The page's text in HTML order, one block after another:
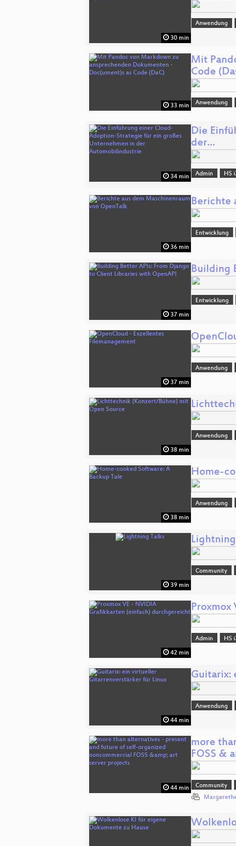
30 min
Anwendung
33 min
Mit
Code
Anwendung
34 min
Die
der…
Admin HS
36 min
Berichte
Entwicklung
37 min
Building
Entwicklung
37 min
Anwendung
38 min
Anwendung
38 min
Home-
Anwendung
39 min
Community
42 min
Admin HS
44 min
Guitarix:
Anwendung
44 min
more
FOSS &
Community